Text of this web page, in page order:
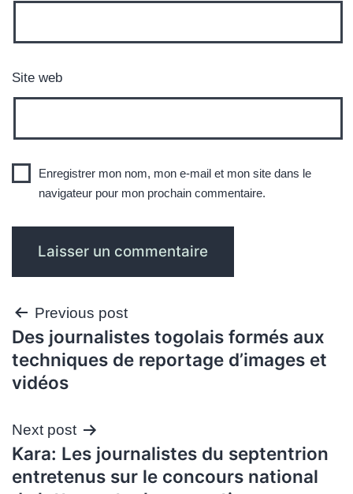
Site web
Enregistrer mon nom, mon e-mail et mon site dans le
navigateur pour mon prochain commentaire.
Navigation
de
l’article
Previous post
Des journalistes togolais formés aux
techniques de reportage d’images et
vidéos
Next post
Kara: Les journalistes du septentrion
entretenus sur le concours national